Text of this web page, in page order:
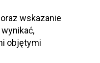
wskazanie
objętymi